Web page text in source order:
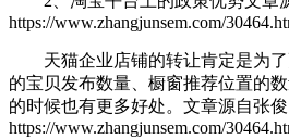
https://www.zhangjunsem.com/
天猫企业店铺的转让肯定是为了
的宝贝发布数量、橱窗推荐位置的
的时候也有更多好处。 文章源自张
https://www.zhangjunsem.com/